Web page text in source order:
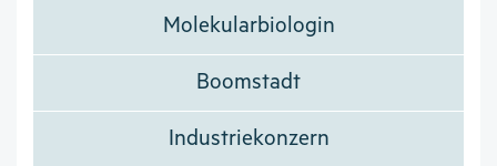
Molekularbiologin
Boomstadt
Industriekonzern